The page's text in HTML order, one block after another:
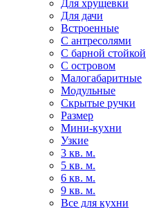
Для хрущевки
Для дачи
Встроенные
С антресолями
С барной стойкой
С островом
Малогабаритные
Модульные
Скрытые ручки
Размер
Мини-кухни
Узкие
3 кв. м.
5 кв. м.
6 кв. м.
9 кв. м.
Все для кухни